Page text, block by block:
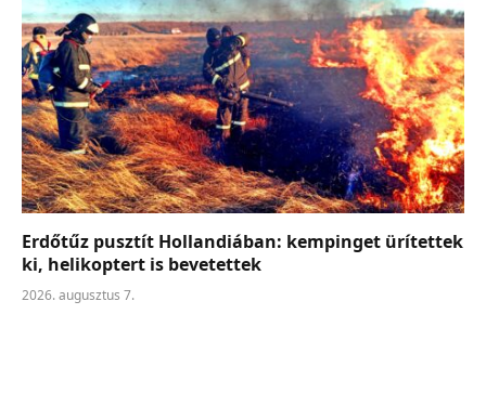
Erdőtűz pusztít Hollandiában: kempinget ürítettek
ki, helikoptert is bevetettek
2026. augusztus 7.